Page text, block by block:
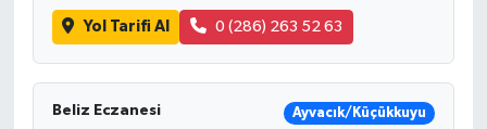
Yol Tarifi Al 0 (286) 263 52 63
Beliz Eczanesi Ayvacık/Küçükkuyu